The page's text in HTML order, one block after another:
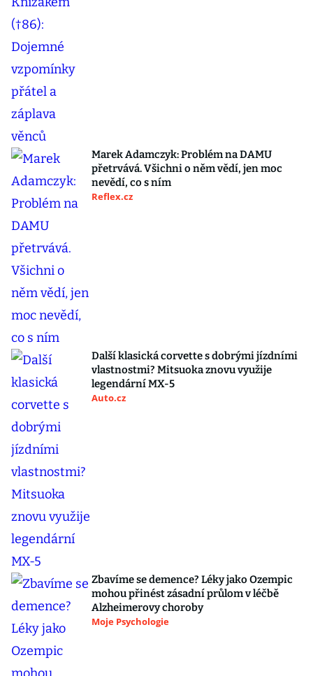
Marek Adamczyk: Problém na DAMU
přetrvává. Všichni o něm vědí, jen moc
nevědí, co s ním
Reflex.cz
Další klasická corvette s dobrými jízdními
vlastnostmi? Mitsuoka znovu využije
legendární MX-5
Auto.cz
Zbavíme se demence? Léky jako Ozempic
mohou přinést zásadní průlom v léčbě
Alzheimerovy choroby
Moje Psychologie